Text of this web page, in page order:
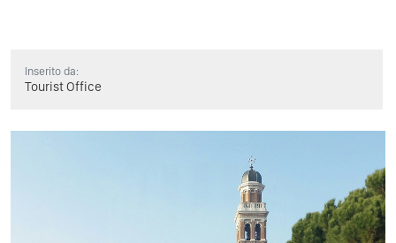
Inserito da:
Tourist Office